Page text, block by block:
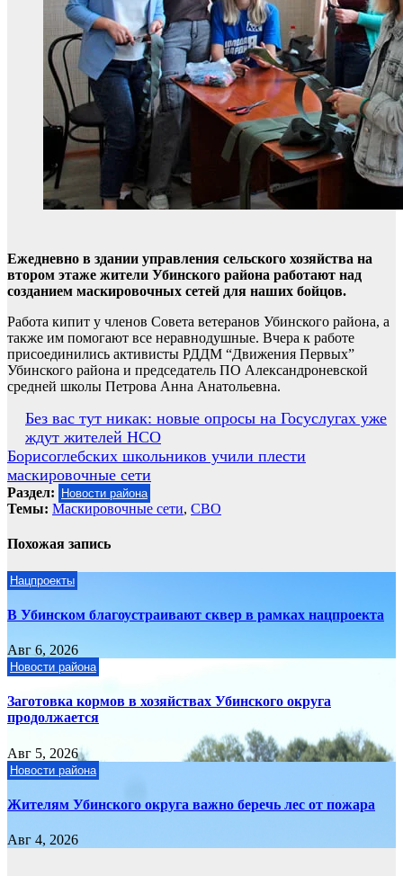
Ежедневно в здании управления сельского хозяйства на
втором этаже жители Убинского района работают над
созданием маскировочных сетей для наших бойцов.
Работа кипит у членов Совета ветеранов Убинского района, а
также им помогают все неравнодушные. Вчера к работе
присоединились активисты РДДМ “Движения Первых”
Убинского района и председатель ПО Александроневской
средней школы Петрова Анна Анатольевна.
Навигация
по
записям
Без вас тут никак: новые опросы на Госуслугах уже
ждут жителей НСО
Борисоглебских школьников учили плести
маскировочные сети
Раздел: Новости района
Темы: Маскировочные сети, СВО
Похожая запись
Нацпроекты
В Убинском благоустраивают сквер в рамках нацпроекта
Авг 6, 2026
Новости района
Заготовка кормов в хозяйствах Убинского округа
продолжается
Авг 5, 2026
Новости района
Жителям Убинского округа важно беречь лес от пожара
Авг 4, 2026